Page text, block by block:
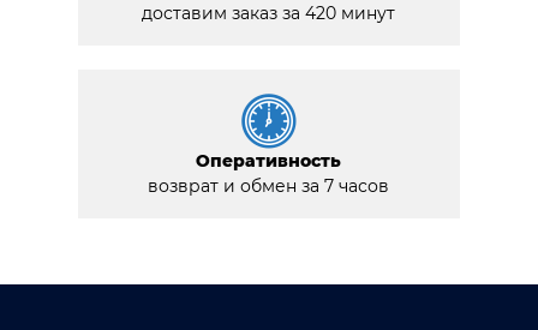
доставим заказ за 420 минут
Оперативность
возврат и обмен за 7 часов